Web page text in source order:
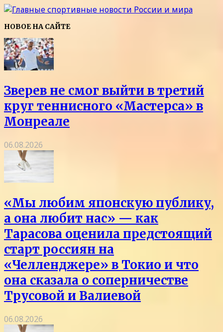
НОВОЕ НА САЙТЕ
Зверев не смог выйти в третий
круг теннисного «Мастерса» в
Монреале
06.08.2026
«Мы любим японскую публику,
а она любит нас» — как
Тарасова оценила предстоящий
старт россиян на
«Челленджере» в Токио и что
она сказала о соперничестве
Трусовой и Валиевой
06.08.2026